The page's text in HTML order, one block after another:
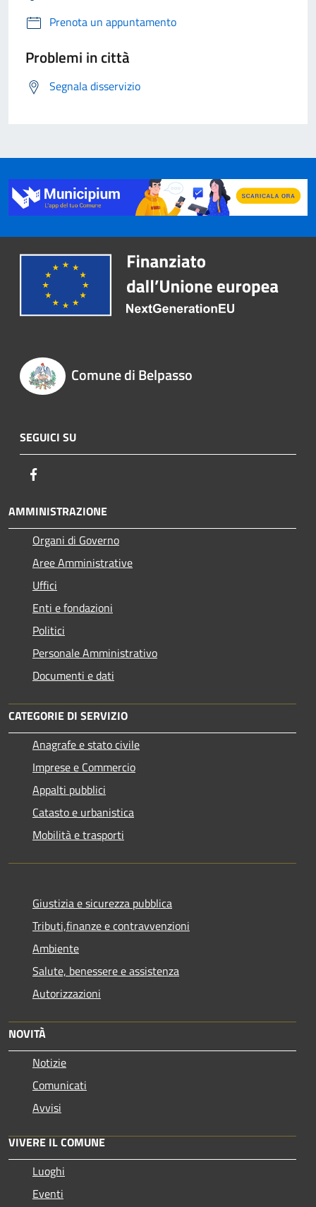
Prenota un appuntamento
Problemi in città
Segnala disservizio
Comune di Belpasso
SEGUICI SU
AMMINISTRAZIONE
Organi di Governo
Aree Amministrative
Uffici
Enti e fondazioni
Politici
Personale Amministrativo
Documenti e dati
CATEGORIE DI SERVIZIO
Anagrafe e stato civile
Imprese e Commercio
Appalti pubblici
Catasto e urbanistica
Mobilità e trasporti
Giustizia e sicurezza pubblica
Tributi,finanze e contravvenzioni
Ambiente
Salute, benessere e assistenza
Autorizzazioni
NOVITÀ
Notizie
Comunicati
Avvisi
VIVERE IL COMUNE
Luoghi
Eventi